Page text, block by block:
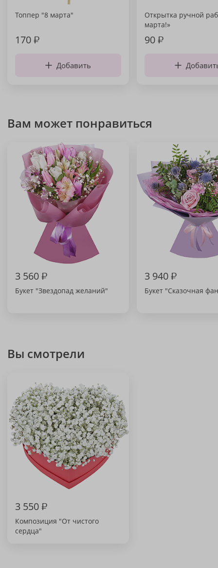
Топпер "8 марта"
170₽
Добавить
Открытка ручной
марта!»
90₽
Вам может понравиться
3 560₽
Букет "Звездопад желаний"
3 940₽
Букет "Сказочная
Вы смотрели
3 550₽
Композиция "От чистого
сердца"